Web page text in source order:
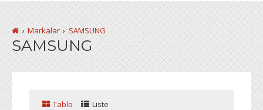
Markalar SAMSUNG
SAMSUNG
Tablo Liste